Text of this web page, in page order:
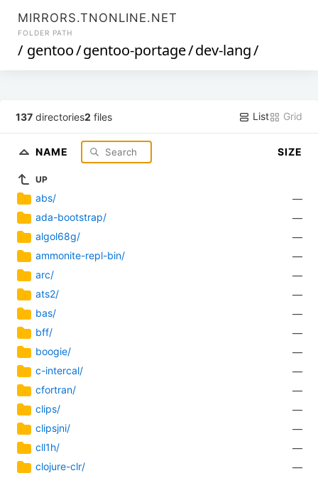
MIRRORS.TNONLINE.NET
FOLDER PATH
/ gentoo/gentoo-portage/dev-lang/
137 directories2 files List Grid
NAME SIZE
UP
abs/
—
ada-bootstrap/
—
algol68g/
—
ammonite-repl-bin/
—
arc/
—
ats2/
—
bas/
—
bff/
—
boogie/
—
c-intercal/
—
cfortran/
—
clips/
—
clipsjni/
—
cll1h/
—
clojure-clr/
—